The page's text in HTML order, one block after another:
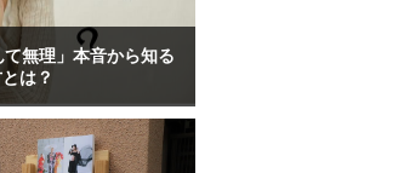
て無理」本音から知る
は？